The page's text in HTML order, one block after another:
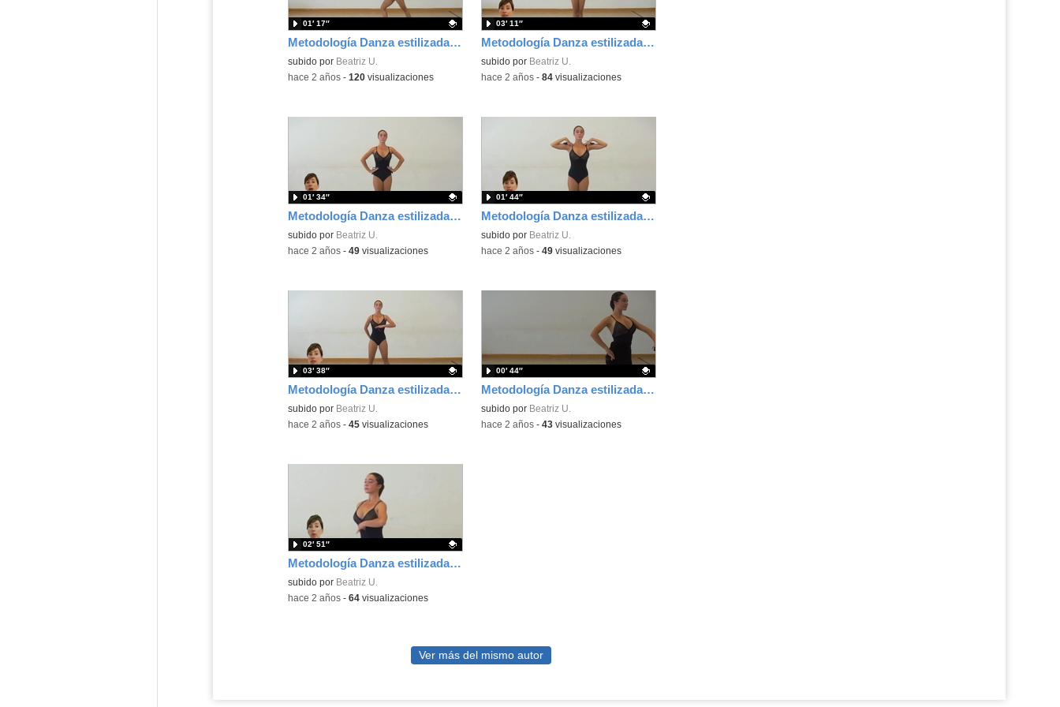
Metodología Danza estilizada Rocío Espada y Beatriz Uría. Vuelta de pecho
Contenido educativo.
subido por Beatriz U.
01′ 17″
-hace 2 años- 120visualizaciones
Metodología Danza estilizada Rocío Espada y Beatriz Uría. Séptimas
Contenido educativo.
subido por Beatriz U.
03′ 11″
-hace 2 años- 84visualizaciones
Metodología Danza estilizada Rocío Espada y Beatriz Uría. Marcajes sin desplazamiento sin braceos
Contenido educativo.
subido por Beatriz U.
01′ 34″
-hace 2 años- 49visualizaciones
Metodología Danza estilizada Rocío Espada y Beatriz Uría. Marcajes sin desplazamiento con braceos
Contenido educativo.
subido por Beatriz U.
01′ 44″
-hace 2 años- 49visualizaciones
Metodología Danza estilizada Rocío Espada y Beatriz Uría. Cuarta posición
Contenido educativo.
subido por Beatriz U.
03′ 38″
-hace 2 años- 45visualizaciones
Metodología Danza estilizada Rocío Espada y Beatriz Uría. Coordinación
Contenido educativo.
subido por Beatriz U.
00′ 44″
-hace 2 años- 43visualizaciones
Metodología Danza estilizada Rocío Espada y Beatriz Uría. Colocación
Contenido educativo.
subido por Beatriz U.
02′ 51″
-hace 2 años- 64visualizaciones
Ver más del mismo autor